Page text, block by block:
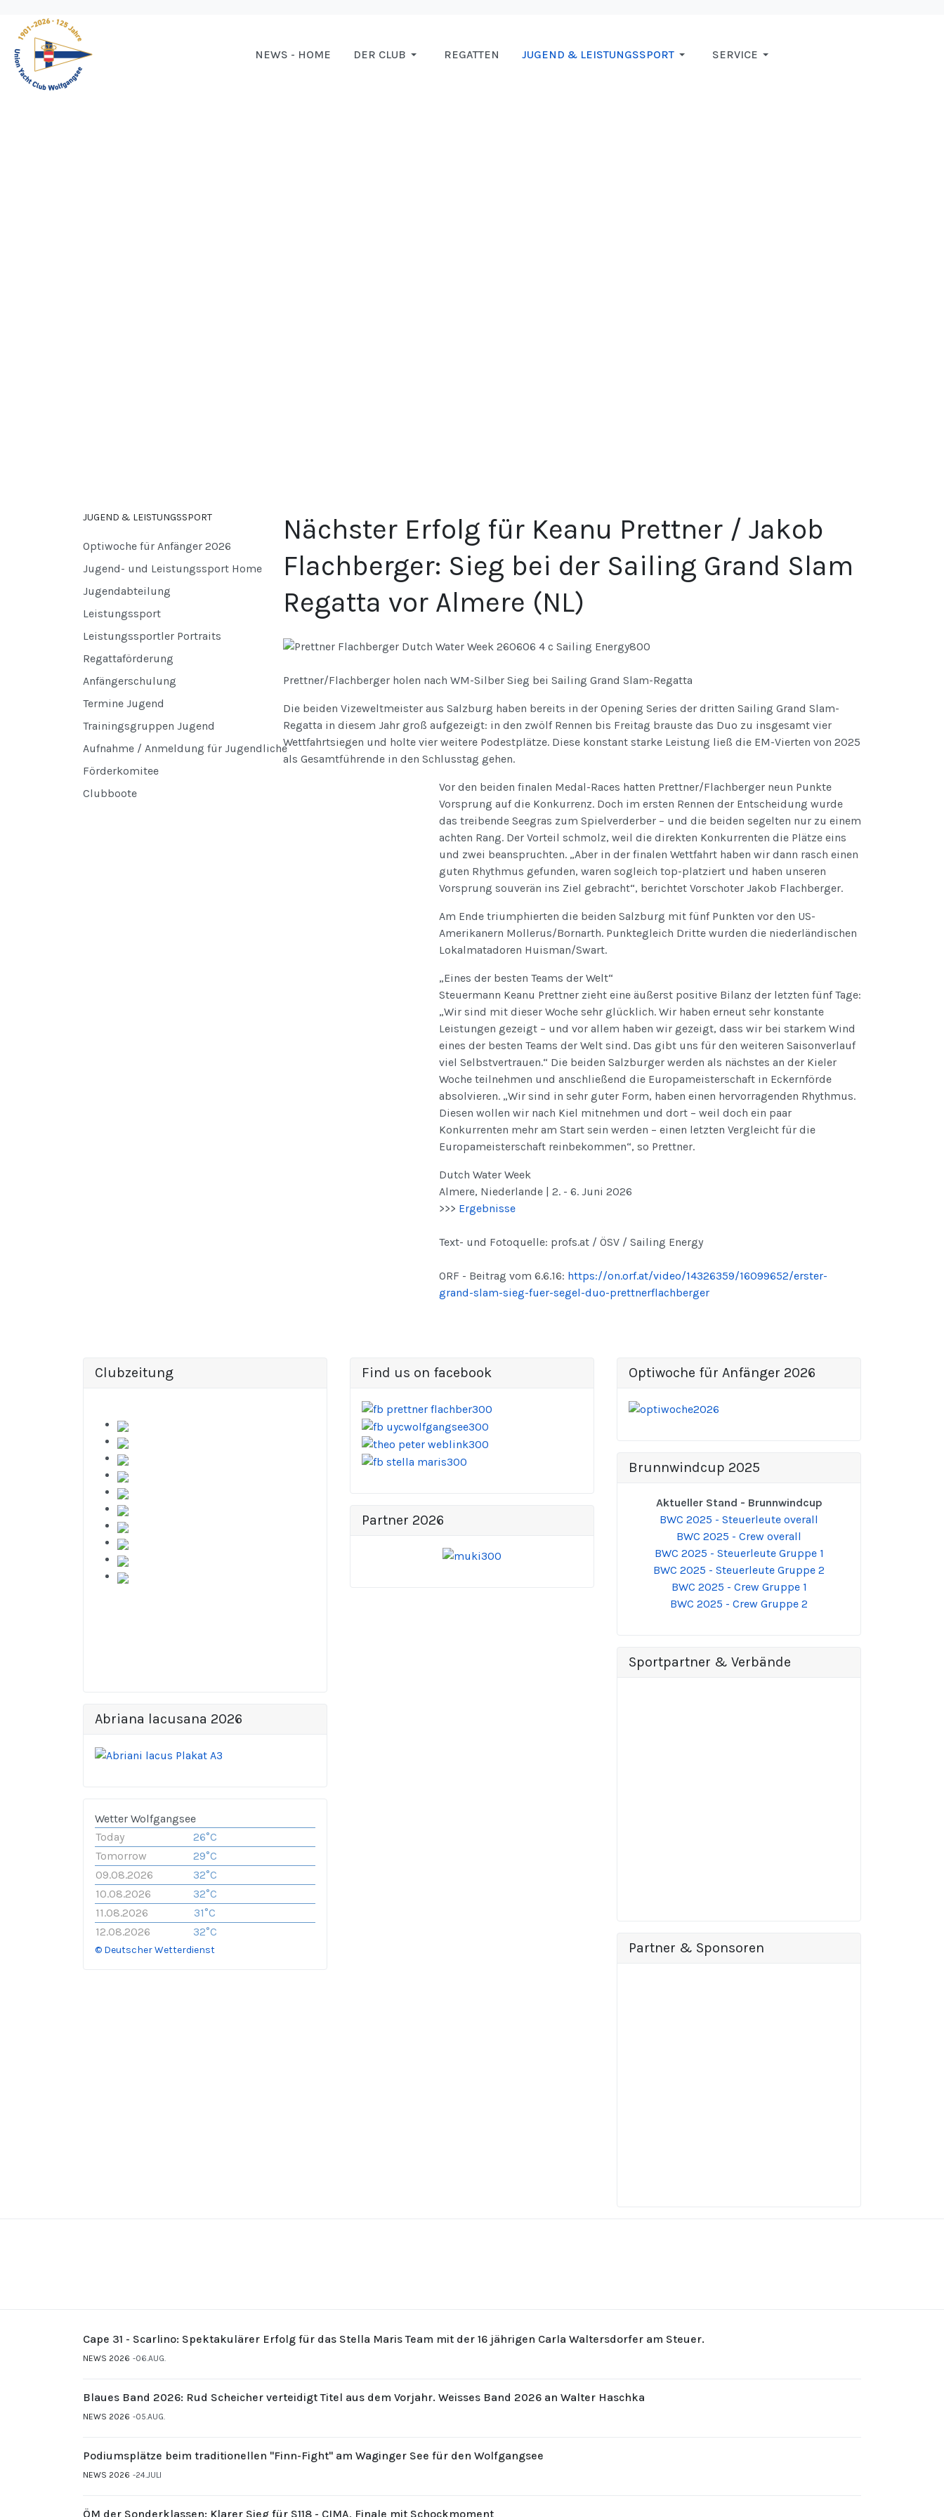
NEWS - HOME DER CLUB REGATTEN JUGEND & LEISTUNGSSPORT SERVICE
Nächster Erfolg für Keanu Prettner / Jakob
Flachberger: Sieg bei der Sailing Grand Slam
Regatta vor Almere (NL)
Prettner/Flachberger holen nach WM-Silber Sieg bei Sailing Grand Slam-Regatta
Die beiden Vizeweltmeister aus Salzburg haben bereits in der Opening Series der dritten Sailing Grand Slam-
Regatta in diesem Jahr groß aufgezeigt: in den zwölf Rennen bis Freitag brauste das Duo zu insgesamt vier
Wettfahrtsiegen und holte vier weitere Podestplätze. Diese konstant starke Leistung ließ die EM-Vierten von 2025
als Gesamtführende in den Schlusstag gehen.
Vor den beiden finalen Medal-Races hatten Prettner/Flachberger neun Punkte
Vorsprung auf die Konkurrenz. Doch im ersten Rennen der Entscheidung wurde
das treibende Seegras zum Spielverderber – und die beiden segelten nur zu einem
achten Rang. Der Vorteil schmolz, weil die direkten Konkurrenten die Plätze eins
und zwei beanspruchten. „Aber in der finalen Wettfahrt haben wir dann rasch einen
guten Rhythmus gefunden, waren sogleich top-platziert und haben unseren
Vorsprung souverän ins Ziel gebracht“, berichtet Vorschoter Jakob Flachberger.
Am Ende triumphierten die beiden Salzburg mit fünf Punkten vor den US-
Amerikanern Mollerus/Bornarth. Punktegleich Dritte wurden die niederländischen
Lokalmatadoren Huisman/Swart.
„Eines der besten Teams der Welt“
Steuermann Keanu Prettner zieht eine äußerst positive Bilanz der letzten fünf Tage:
„Wir sind mit dieser Woche sehr glücklich. Wir haben erneut sehr konstante
Leistungen gezeigt – und vor allem haben wir gezeigt, dass wir bei starkem Wind
eines der besten Teams der Welt sind. Das gibt uns für den weiteren Saisonverlauf
viel Selbstvertrauen.“ Die beiden Salzburger werden als nächstes an der Kieler
Woche teilnehmen und anschließend die Europameisterschaft in Eckernförde
absolvieren. „Wir sind in sehr guter Form, haben einen hervorragenden Rhythmus.
Diesen wollen wir nach Kiel mitnehmen und dort – weil doch ein paar
Konkurrenten mehr am Start sein werden – einen letzten Vergleicht für die
Europameisterschaft reinbekommen“, so Prettner.
Dutch Water Week
Almere, Niederlande | 2. - 6. Juni 2026
>>> Ergebnisse
Text- und Fotoquelle: profs.at / ÖSV / Sailing Energy
ORF - Beitrag vom 6.6.16: https://on.orf.at/video/14326359/16099652/erster-
grand-slam-sieg-fuer-segel-duo-prettnerflachberger
JUGEND & LEISTUNGSSPORT
Optiwoche für Anfänger 2026
Jugend- und Leistungssport Home
Jugendabteilung
Leistungssport
Leistungssportler Portraits
Regattaförderung
Anfängerschulung
Termine Jugend
Trainingsgruppen Jugend
Aufnahme / Anmeldung für Jugendliche
Förderkomitee
Clubboote
Clubzeitung
Abriana lacusana 2026
Wetter Wolfgangsee
Today
26°C
Tomorrow
29°C
09.08.2026
32°C
10.08.2026
32°C
11.08.2026
31°C
12.08.2026
32°C
© Deutscher Wetterdienst
Find us on facebook
Partner 2026
Optiwoche für Anfänger 2026
Brunnwindcup 2025
Aktueller Stand - Brunnwindcup
BWC 2025 - Steuerleute overall
BWC 2025 - Crew overall
BWC 2025 - Steuerleute Gruppe 1
BWC 2025 - Steuerleute Gruppe 2
BWC 2025 - Crew Gruppe 1
BWC 2025 - Crew Gruppe 2
Sportpartner & Verbände
Partner & Sponsoren
Cape 31 - Scarlino: Spektakulärer Erfolg für das Stella Maris Team mit der 16 jährigen Carla Waltersdorfer am Steuer.
NEWS 2026 06.AUG.
Blaues Band 2026: Rud Scheicher verteidigt Titel aus dem Vorjahr. Weisses Band 2026 an Walter Haschka
NEWS 2026 05.AUG.
Podiumsplätze beim traditionellen "Finn-Fight" am Waginger See für den Wolfgangsee
NEWS 2026 24.JULI
ÖM der Sonderklassen: Klarer Sieg für S118 - CIMA, Finale mit Schockmoment